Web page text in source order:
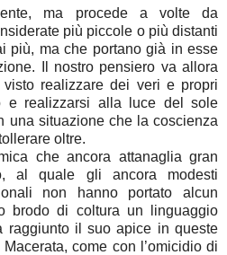
ma procede a volte da
più piccole o più distanti
più, ma che portano già in esse
Il nostro pensiero va allora
realizzare dei veri e propri
e realizzarsi alla luce del sole
una situazione che la coscienza
oltre.
che ancora attanaglia gran
al quale gli ancora modesti
non hanno portato alcun
brodo di coltura un linguaggio
raggiunto il suo apice in queste
come con l’omicidio di